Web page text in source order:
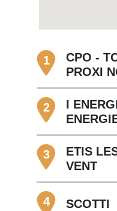
1
CPO -
PROXI
2
I
3
ETIS
VENT
4 SCOTTI